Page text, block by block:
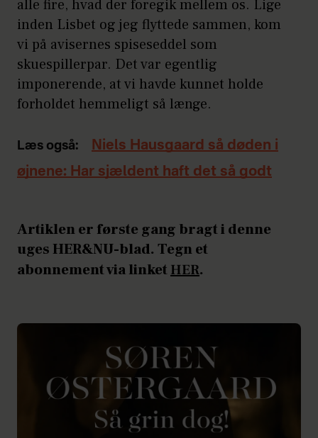
alle fire, hvad der foregik mellem os. Lige
inden Lisbet og jeg flyttede sammen, kom
vi på avisernes spiseseddel som
skuespillerpar. Det var egentlig
imponerende, at vi havde kunnet holde
forholdet hemmeligt så længe.
Læs også:
Niels Hausgaard så døden i
øjnene: Har sjældent haft det så godt
Artiklen er første gang bragt i denne
uges HER&NU-blad. Tegn et
abonnement via linketHER.